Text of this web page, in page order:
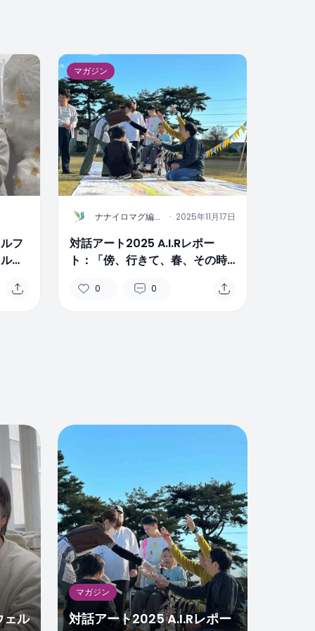
フ
マガジン
N ナナイロマグ編集
部
· 2025年11月17日
対話アート2025 A.I.Rレポー
ト：「傍、行きて、春、その時
現れる新たな表現〜
0 0
ェル
マガジン
対話アート2025 A.I.Rレポー